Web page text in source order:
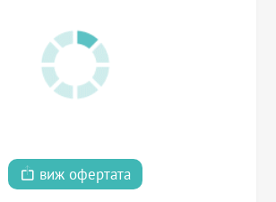
виж офертата